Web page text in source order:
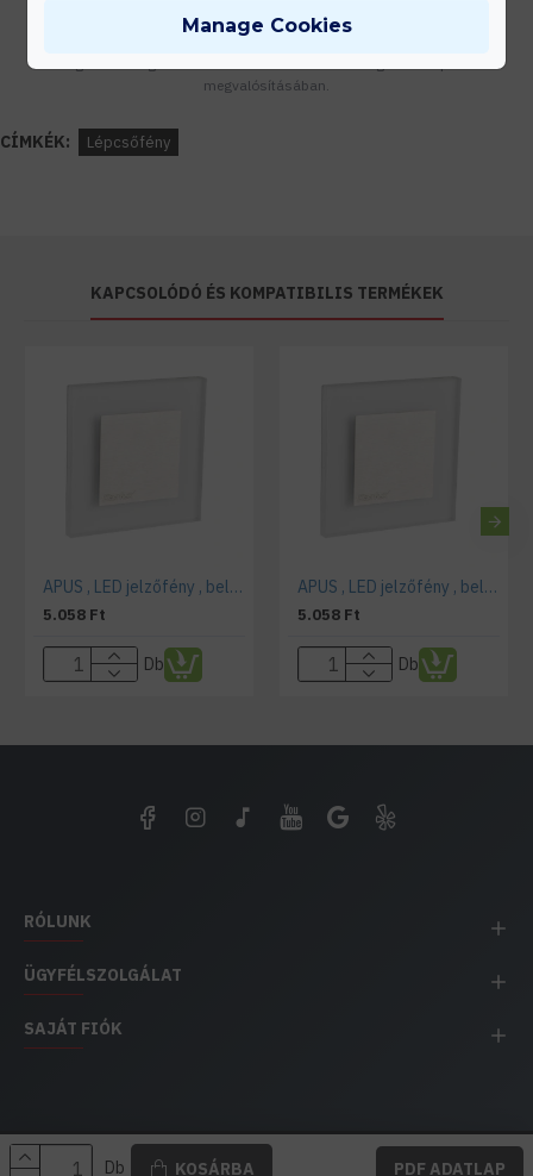
Db KOSÁRBA PDF ADATLAP
Tanácsadás
megvalósításában.
CÍMKÉK: Lépcsőfény
KAPCSOLÓDÓ ÉS KOMPATIBILIS TERMÉKEK
APUS , LED jelzőfény , beltéri , 12 Volt , design , hideg fehér
5.058 Ft
Db
APUS , LED jelzőfény , beltéri , 12 Volt , design , meleg fehér
5.058 Ft
Db
RÓLUNK
ÜGYFÉLSZOLGÁLAT
SAJÁT FIÓK
EH IMPEX / Copyright © 1991-2025 Energia Háza
Manage Cookies